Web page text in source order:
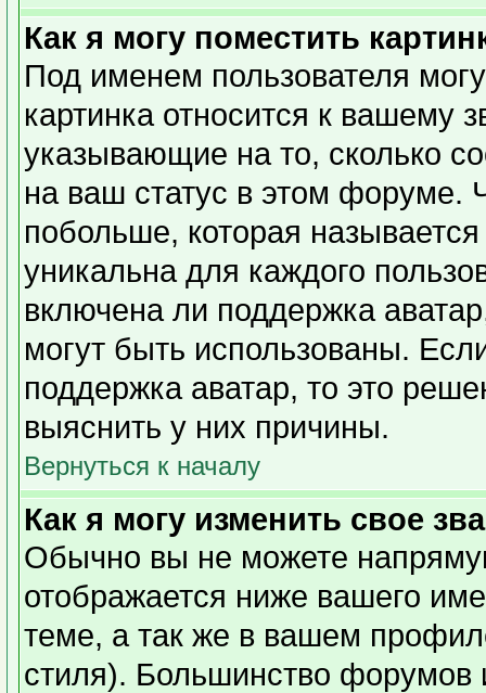
Как я могу поместить
Под именем пользователя
картинка относится к вашему
указывающие на то, сколько
на ваш статус в этом форуме.
побольше, которая
уникальна для каждого
включена ли поддержка
могут быть использованы.
поддержка аватар, то это
выяснить у них причины.
Вернуться к началу
Как я могу изменить свое
Обычно вы не можете
отображается ниже вашего
теме, а так же в вашем
стиля). Большинство форумов